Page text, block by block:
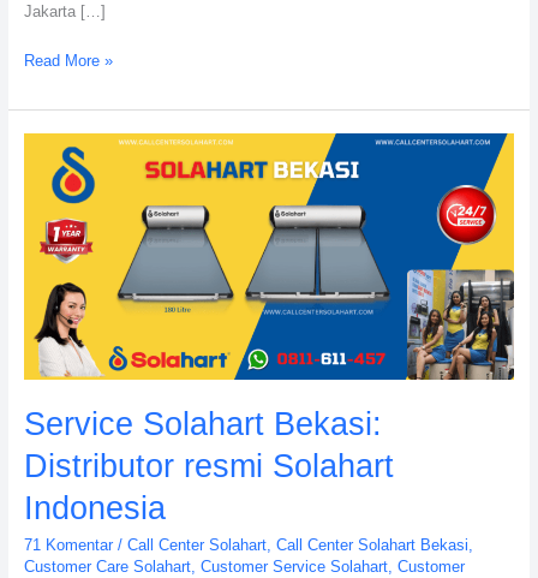
Jakarta […]
Read More »
Service Solahart Bekasi:
Distributor resmi Solahart
Indonesia
71 Komentar / Call Center Solahart, Call Center Solahart Bekasi,
Customer Care Solahart, Customer Service Solahart, Customer
Service
Solahart
Bekasi:
Distributor
resmi
Indonesia